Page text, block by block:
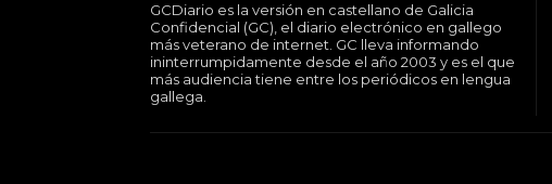
GCDiario es la versión en castellano de Galicia
Confidencial (GC), el diario electrónico en gallego
más veterano de internet. GC lleva informando
ininterrumpidamente desde el año 2003 y es el que
más audiencia tiene entre los periódicos en lengua
gallega.